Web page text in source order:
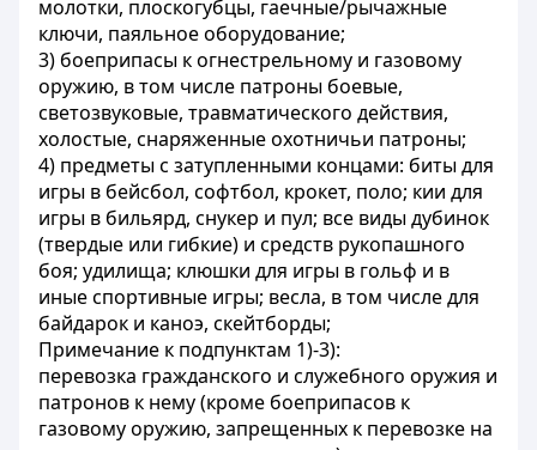
молотки, плоскогубцы, гаечные/рычажные
ключи, паяльное оборудование;
3) боеприпасы к огнестрельному и газовому
оружию, в том числе патроны боевые,
светозвуковые, травматического действия,
холостые, снаряженные охотничьи патроны;
4) предметы с затупленными концами: биты для
игры в бейсбол, софтбол, крокет, поло; кии для
игры в бильярд, снукер и пул; все виды дубинок
(твердые или гибкие) и средств рукопашного
боя; удилища; клюшки для игры в гольф и в
иные спортивные игры; весла, в том числе для
байдарок и каноэ, скейтборды;
Примечание к подпунктам 1)-3):
перевозка гражданского и служебного оружия и
патронов к нему (кроме боеприпасов к
газовому оружию, запрещенных к перевозке на